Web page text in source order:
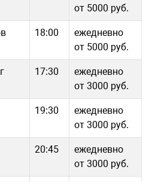
от 5000 руб.
18:00
ежедневно
от 5000 руб.
17:30
ежедневно
от 3000 руб.
19:30
ежедневно
от 3000 руб.
20:45
ежедневно
от 3000 руб.